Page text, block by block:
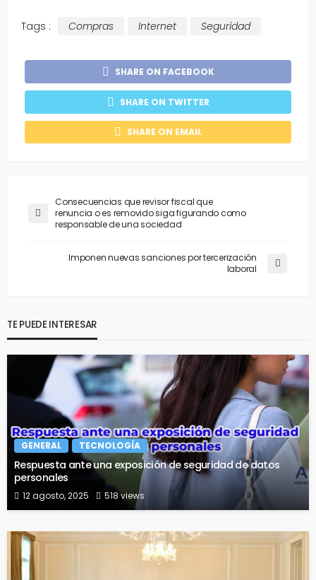
Tags : Compras Internet Seguridad
SHARE ON FACEBOOK
SHARE ON TWITTER
SHARE ON EMAIL
Consecuencias que revisor fiscal que
renuncia o es removido siga figurando como
responsable de una sociedad
Imponen nuevas sanciones por tercerización
laboral
TE PUEDE INTERESAR
GENERAL TECNOLOGÍA
Respuesta ante una exposición de seguridad de datos
personales
12 agosto, 2025 518 views